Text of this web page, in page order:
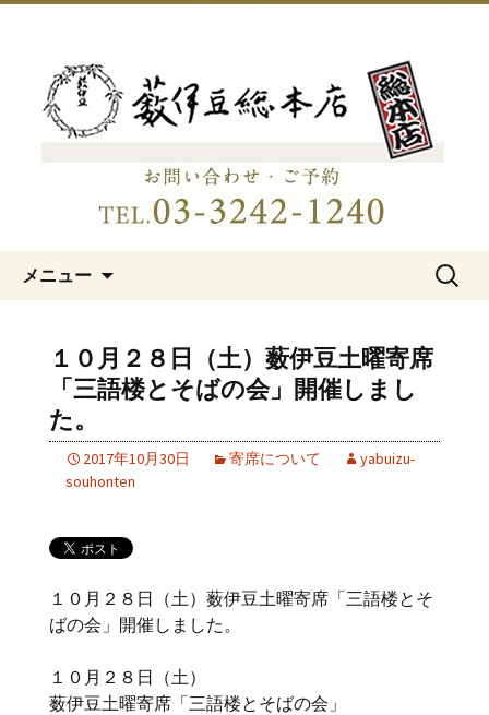
日本橋の老舗蕎麦屋「藪伊豆総
本店」
メニュー
検
１０月２８日（土）薮伊豆土曜寄席
「三語楼とそばの会」開催しまし
た。
2017年10月30日 寄席について
yabuizu-
souhonten
１０月２８日（土）薮伊豆土曜寄席「三語楼とそ
ばの会」開催しました。
１０月２８日（土）
薮伊豆土曜寄席「三語楼とそばの会」